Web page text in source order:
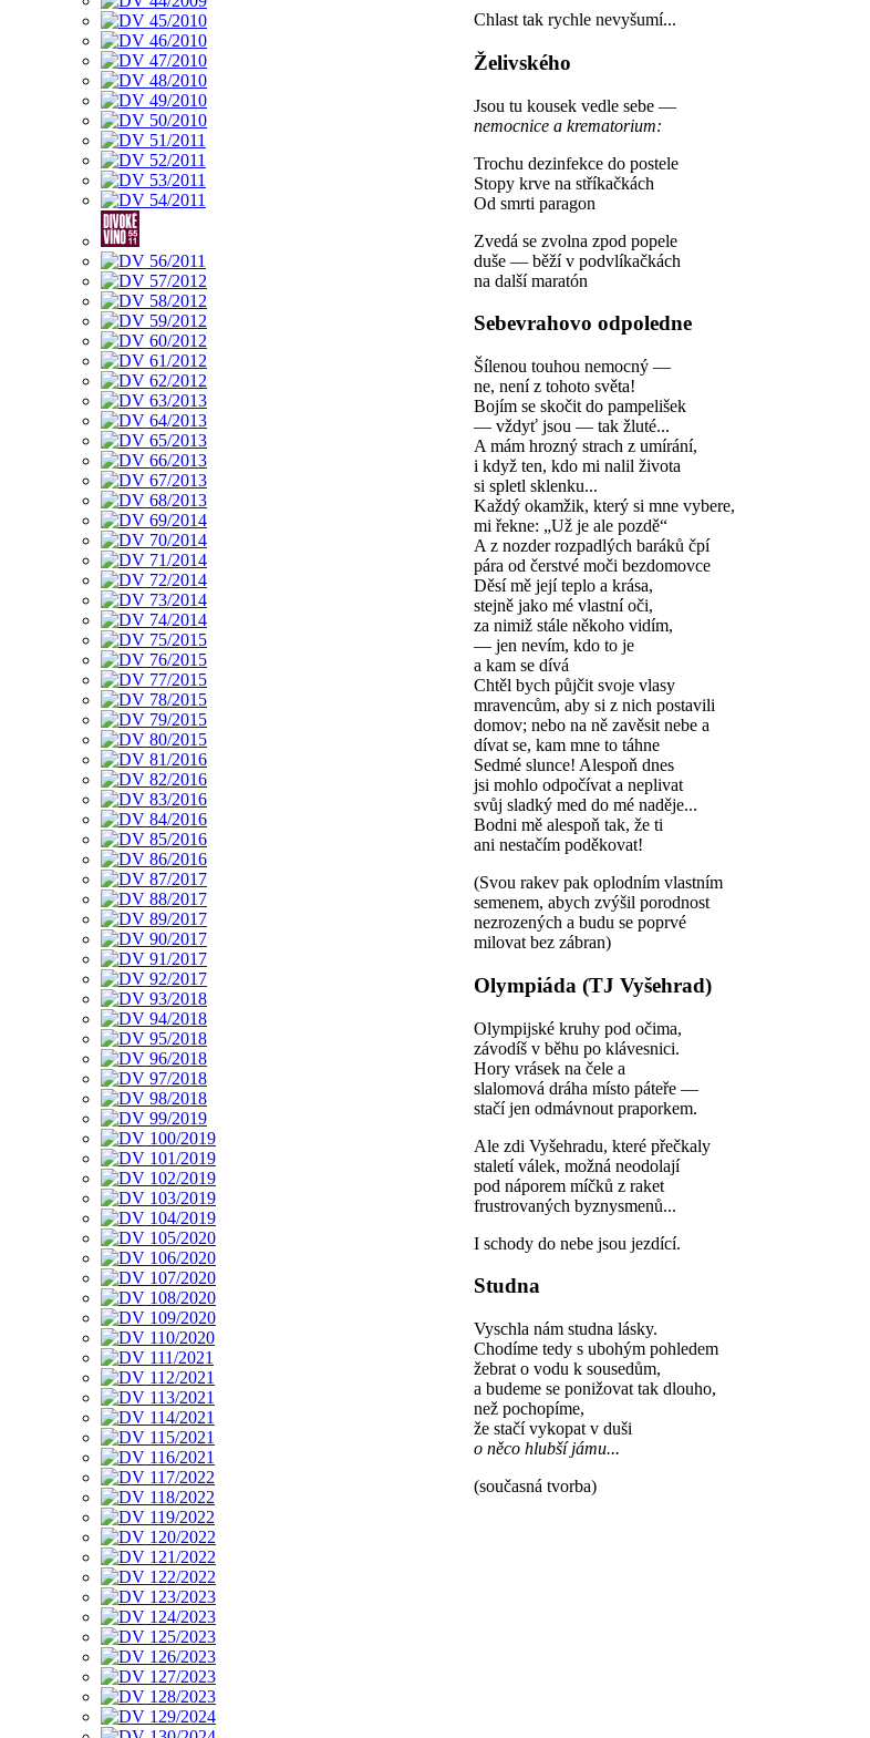
Chlast tak rychle nevyšumí...
Želivského
Jsou tu kousek vedle sebe —
nemocnice a krematorium:
Trochu dezinfekce do postele
Stopy krve na stříkačkách
Od smrti paragon
Zvedá se zvolna zpod popele
duše — běží v podvlíkačkách
na další maratón
Sebevrahovo odpoledne
Šílenou touhou nemocný —
ne, není z tohoto světa!
Bojím se skočit do pampelišek
— vždyť jsou — tak žluté...
A mám hrozný strach z umírání,
i když ten, kdo mi nalil života
si spletl sklenku...
Každý okamžik, který si mne vybere,
mi řekne: „Už je ale pozdě“
A z nozder rozpadlých baráků čpí
pára od čerstvé moči bezdomovce
Děsí mě její teplo a krása,
stejně jako mé vlastní oči,
za nimiž stále někoho vidím,
— jen nevím, kdo to je
a kam se dívá
Chtěl bych půjčit svoje vlasy
mravencům, aby si z nich postavili
domov; nebo na ně zavěsit nebe a
dívat se, kam mne to táhne
Sedmé slunce! Alespoň dnes
jsi mohlo odpočívat a neplivat
svůj sladký med do mé naděje...
Bodni mě alespoň tak, že ti
ani nestačím poděkovat!
(Svou rakev pak oplodním vlastním
semenem, abych zvýšil porodnost
nezrozených a budu se poprvé
milovat bez zábran)
Olympiáda (TJ Vyšehrad)
Olympijské kruhy pod očima,
závodíš v běhu po klávesnici.
Hory vrásek na čele a
slalomová dráha místo páteře —
stačí jen odmávnout praporkem.
Ale zdi Vyšehradu, které přečkaly
staletí válek, možná neodolají
pod náporem míčků z raket
frustrovaných byznysmenů...
I schody do nebe jsou jezdící.
Studna
Vyschla nám studna lásky.
Chodíme tedy s ubohým pohledem
žebrat o vodu k sousedům,
a budeme se ponižovat tak dlouho,
než pochopíme,
že stačí vykopat v duši
o něco hlubší jámu...
(současná tvorba)